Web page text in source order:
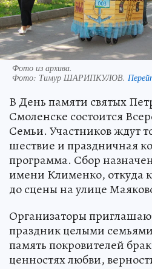
Фото из архива.
Фото: Тимур ШАРИПКУЛОВ.
В День памяти святых
Смоленске состоится
Семьи. Участников ждут
шествие и праздничная
программа. Сбор
имени Клименко, откуда
до сцены на улице
Организаторы
праздник целыми
память покровителей
ценностях любви,